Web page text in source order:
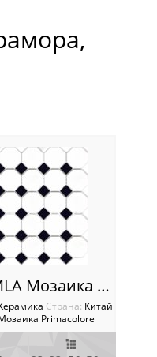
CE110MLA Мозаика Primacolore
Cтрана: Китай
Primacolore